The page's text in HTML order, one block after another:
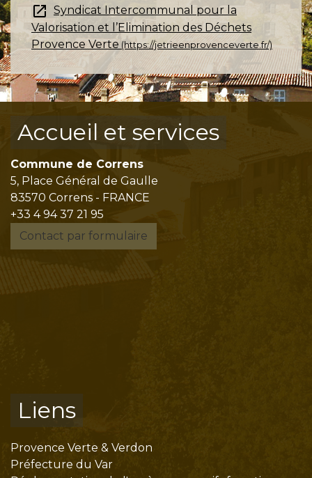
open_in_new Syndicat Intercommunal pour la
Valorisation et l’Elimination des Déchets
Provence Verte (https://jetrieenprovenceverte.fr/)
Accueil et services
Commune de Correns
5, Place Général de Gaulle
83570 Correns - FRANCE
+33 4 94 37 21 95
Contact par formulaire
Liens
Provence Verte & Verdon
Préfecture du Var